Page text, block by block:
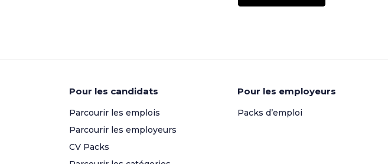
Pour les candidats
Parcourir les emplois
Parcourir les employeurs
CV Packs
Pour les employeurs
Packs d’emploi